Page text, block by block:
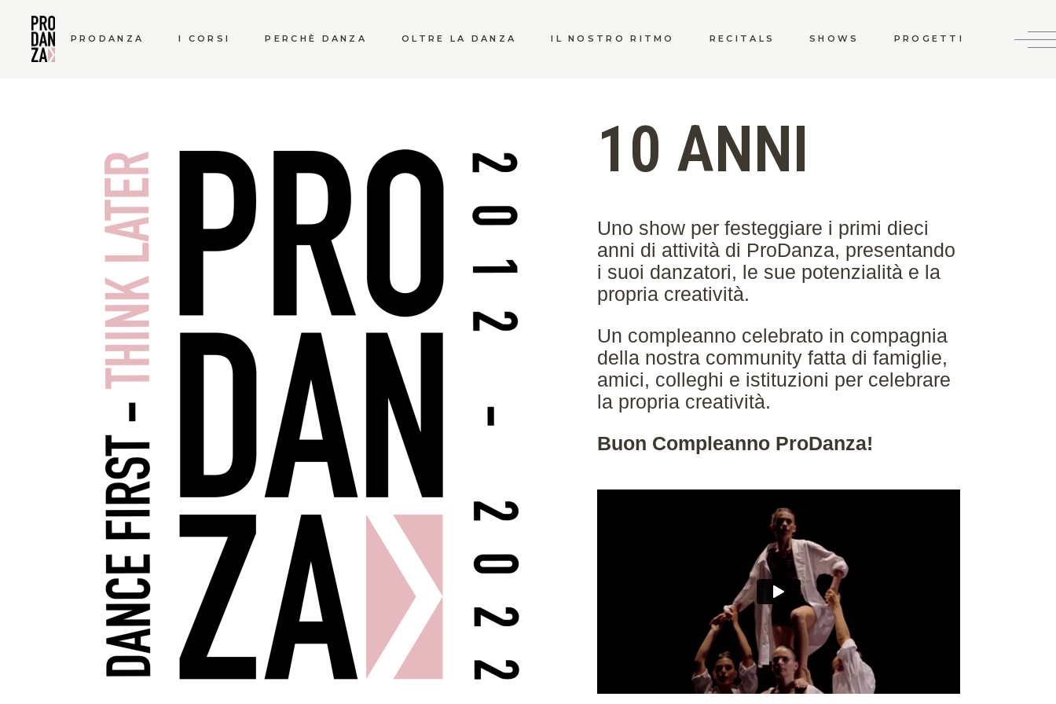
PRODANZA I CORSI PERCHÈ DANZA OLTRE LA DANZA IL NOSTRO RITMO RECITALS SHOWS PROGETTI
10 ANNI
Uno show per festeggiare i primi dieci
anni di attività di ProDanza, presentando
i suoi danzatori, le sue potenzialità e la
propria creatività.
Un compleanno celebrato in compagnia
della nostra community fatta di famiglie,
amici, colleghi e istituzioni per celebrare
la propria creatività.
Buon Compleanno ProDanza!